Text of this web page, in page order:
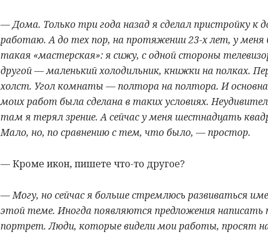
— Дома. Только три года назад я сделал пристройку к
работаю. А до тех пор, на протяжении 23-х лет, у меня
такая «мастерская»: я сижу, с одной стороны
другой — маленький холодильник, книжки на полках.
холст. Угол комнаты — полтора на полтора. И
моих работ была сделана в таких условиях.
там я терял зрение. А сейчас у меня шестнадцать
Мало, но, по сравнению с тем, что было, — простор.
— Кроме икон, пишете что-то другое?
— Могу, но сейчас я больше стремлюсь развиваться
этой теме. Иногда появляются предложения написать
портрет. Люди, которые видели мои работы, просят